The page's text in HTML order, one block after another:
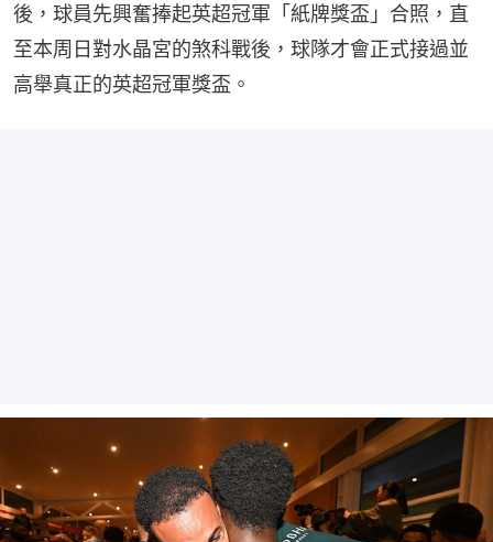
後，球員先興奮捧起英超冠軍「紙牌獎盃」合照，直
至本周日對水晶宮的煞科戰後，球隊才會正式接過並
高舉真正的英超冠軍獎盃。